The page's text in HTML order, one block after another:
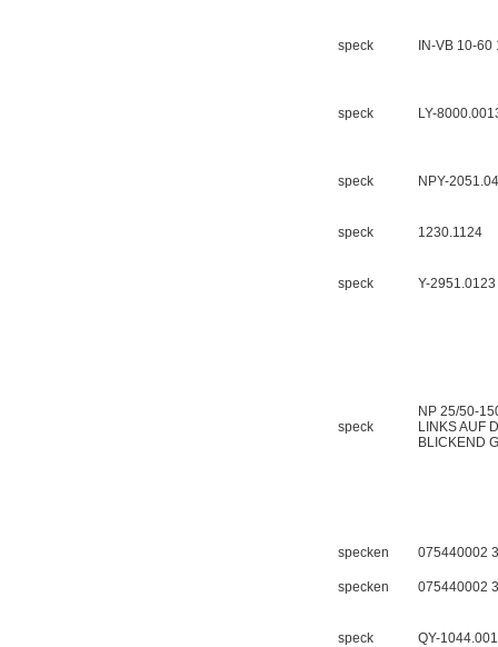
speck IN-VB 10-
speck LY-
speck NPY-
speck 1230.1124
speck Y-2951.0123
speck
NP 25/50-
LINKS AUF
BLICKEND
specken 075440002
specken 075440002
speck QY-